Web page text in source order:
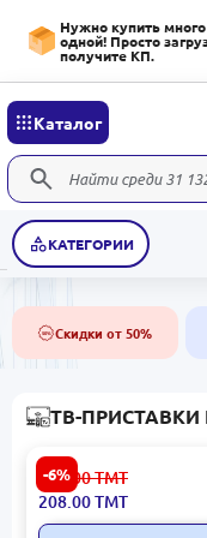
Нужно купить
одной! Просто
получите КП.
Каталог
КАТЕГОРИИ
50% Скидки от 50%
ТВ-
-6%
BELET BET6M |
Предоплаченная
месяцев
222.00ТМТ
208.00ТМТ